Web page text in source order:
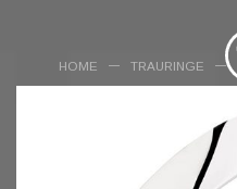
HOME TRAURINGE